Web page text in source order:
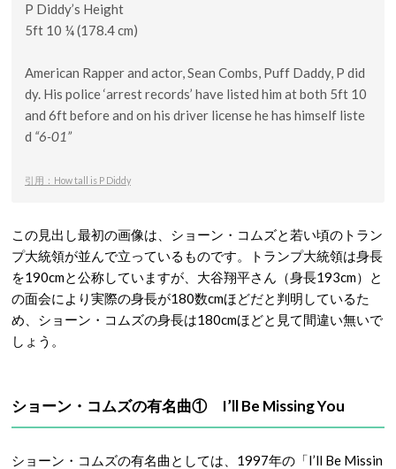
P Diddy’s Height
5ft 10 ¼ (178.4 cm)
American Rapper and actor, Sean Combs, Puff Daddy, P did
dy. His police ‘arrest records’ have listed him at both 5ft 10
and 6ft before and on his driver license he has himself liste
d “6-01”
引用：How tall is P Diddy
この見出し最初の画像は、ショーン・コムズと若い頃のトラン
プ大統領が並んで立っているものです。トランプ大統領は身長
を190cmと公称していますが、大谷翔平さん（身長193cm）と
の面会により実際の身長が180数cmほどだと判明しているた
め、ショーン・コムズの身長は180cmほどと見て間違い無いで
しょう。
ショーン・コムズの有名曲① I’ll Be Missing You
ショーン・コムズの有名曲としては、1997年の「I’ll Be Missin